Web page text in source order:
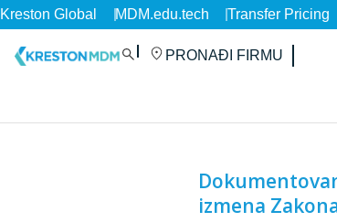
Kreston Global MDM.edu.tech Transfer Pricing
PRONAĐI FIRMU
izmena